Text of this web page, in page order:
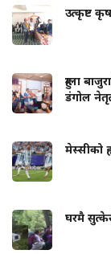
उत्कृष्ट
हुम्ला
डंगोल
मेस्सीको
घरमै